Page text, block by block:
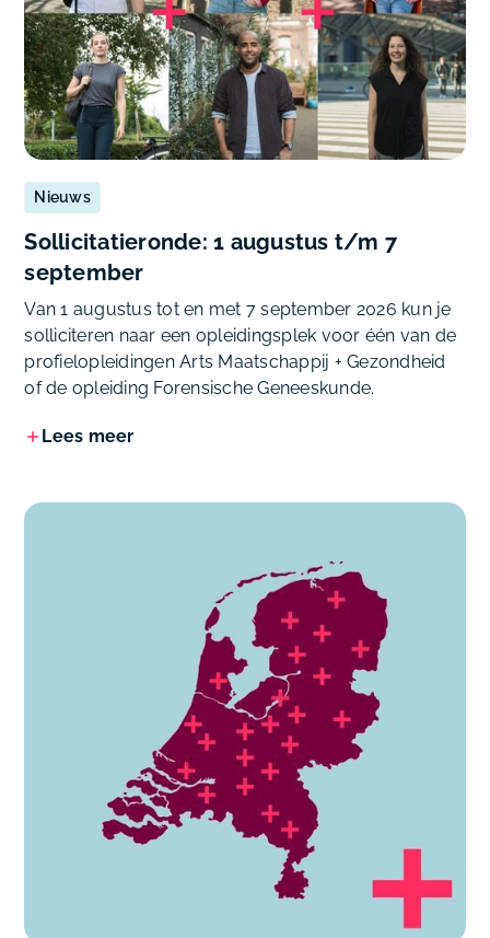
Nieuws
Sollicitatieronde: 1 augustus t/m 7
september
Van 1 augustus tot en met 7 september 2026 kun je
solliciteren naar een opleidingsplek voor één van de
profielopleidingen Arts Maatschappij + Gezondheid
of de opleiding Forensische Geneeskunde.
Lees meer